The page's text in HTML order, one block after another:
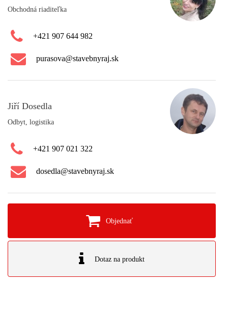
Obchodná riaditeľka
+421 907 644 982
purasova@stavebnyraj.sk
Jiří Dosedla
Odbyt, logistika
+421 907 021 322
dosedla@stavebnyraj.sk
Objednať
Dotaz na produkt